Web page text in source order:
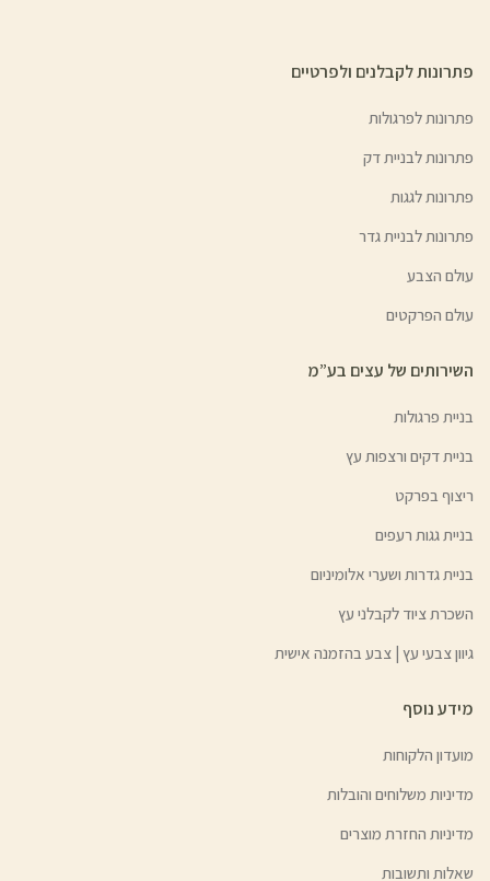
פתרונות לקבלנים ולפרטיים
פתרונות לפרגולות
פתרונות לבניית דק
פתרונות לגגות
פתרונות לבניית גדר
עולם הצבע
עולם הפרקטים
השירותים של עצים בע”מ
בניית פרגולות
בניית דקים ורצפות עץ
ריצוף בפרקט
בניית גגות רעפים
בניית גדרות ושערי אלומיניום
השכרת ציוד לקבלני עץ
גיוון צבעי עץ | צבע בהזמנה אישית
מידע נוסף
מועדון הלקוחות
מדיניות משלוחים והובלות
מדיניות החזרת מוצרים
שאלות ותשובות